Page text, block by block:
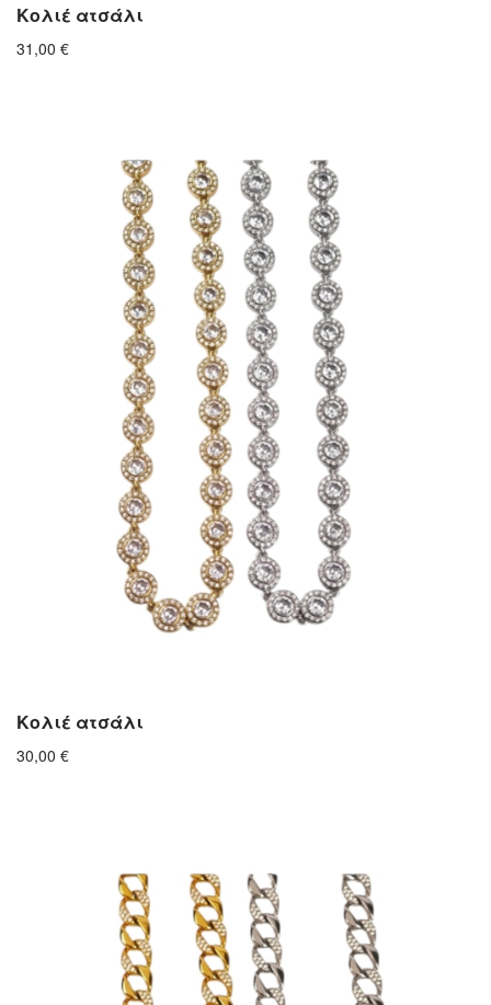
Κολιέ ατσάλι
31,00 €
Κολιέ ατσάλι
30,00 €